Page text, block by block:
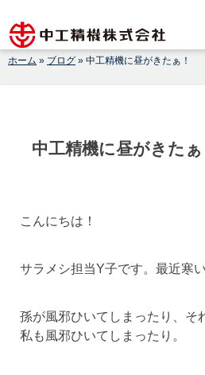
content
ホーム » ブログ » 中工精機に昼がきたぁ！
中工精機に昼がきたぁ
こんにちは！
サラメシ担当Y子です。最近寒
孫が風邪ひいてしまったり、そ
私も風邪ひいてしまったり。